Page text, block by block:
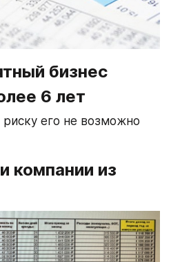
бизнес
6 лет
его не возможно
компании из